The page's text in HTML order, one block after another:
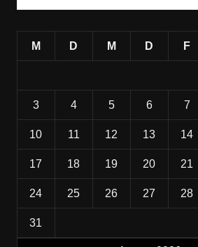
M D M D F
3 4 5 6 7
10 11 12 13 14
17 18 19 20 21
24 25 26 27 28
31